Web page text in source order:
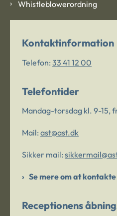
Whistleblowerordning
Kontaktinformation
Telefon: 33 41 12 00
Telefontider
Mandag-torsdag kl. 9-15,
Mail: ast@ast.dk
Sikker mail:
Se mere om at
Receptionens